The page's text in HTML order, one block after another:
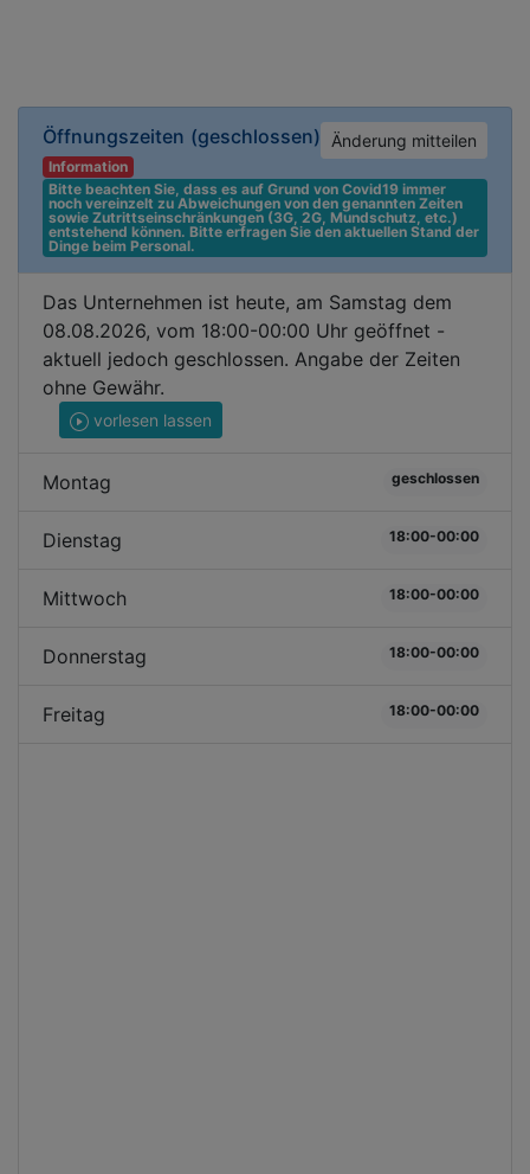
Öffnungszeiten (geschlossen) Änderung mitteilen
Information
Bitte beachten Sie, dass es auf Grund von Covid19 immer
noch vereinzelt zu Abweichungen von den genannten Zeiten
sowie Zutrittseinschränkungen (3G, 2G, Mundschutz, etc.)
entstehend können. Bitte erfragen Sie den aktuellen Stand der
Dinge beim Personal.
Das Unternehmen ist heute, am Samstag dem
08.08.2026, vom 18:00-00:00 Uhr geöffnet -
aktuell jedoch geschlossen. Angabe der Zeiten
ohne Gewähr.
vorlesen lassen
Montag geschlossen
Dienstag 18:00-00:00
Mittwoch 18:00-00:00
Donnerstag 18:00-00:00
Freitag 18:00-00:00